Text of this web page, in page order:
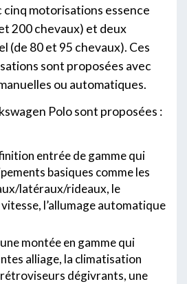
motorisations essence
200 chevaux) et deux
(de 80 et 95 chevaux). Ces
sont proposées avec
ou automatiques.
Polo sont proposées :
entrée de gamme qui
basiques comme les
latéraux/rideaux, le
l’allumage automatique
une montée en gamme qui
alliage, la climatisation
rétroviseurs dégivrants, une